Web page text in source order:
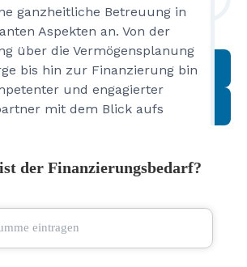
ganzheitliche Betreuung in
Aspekten an. Von der
über die Vermögensplanung
bis hin zur Finanzierung bin
und engagierter
mit dem Blick aufs
| 0,10 % für Neukunden
Anzeigen
verdienen
der Finanzierungsbedarf?